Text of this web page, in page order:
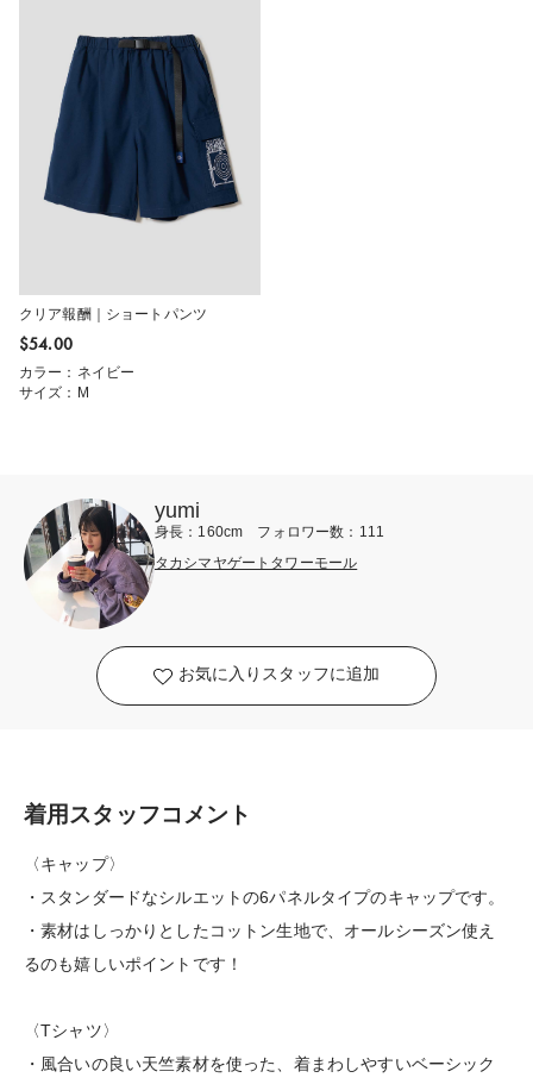
クリア報酬｜ショートパンツ
$‌54.00
カラー：ネイビー
サイズ：M
yumi
身長：160cm フォロワー数：111
タカシマヤゲートタワーモール
お気に入りスタッフに追加
着用スタッフコメント
〈キャップ〉
・スタンダードなシルエットの6パネルタイプのキャップです。
・素材はしっかりとしたコットン生地で、オールシーズン使え
るのも嬉しいポイントです！
〈Tシャツ〉
・風合いの良い天竺素材を使った、着まわしやすいベーシック